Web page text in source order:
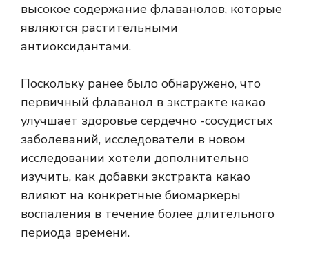
высокое содержание флаванолов, которые
являются растительными
антиоксидантами.
Поскольку ранее было обнаружено, что
первичный флаванол в экстракте какао
улучшает здоровье сердечно -сосудистых
заболеваний, исследователи в новом
исследовании хотели дополнительно
изучить, как добавки экстракта какао
влияют на конкретные биомаркеры
воспаления в течение более длительного
периода времени.